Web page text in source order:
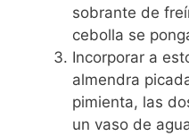
sobrante de
cebolla se
Incorporar a
almendra
pimienta, las
un vaso de